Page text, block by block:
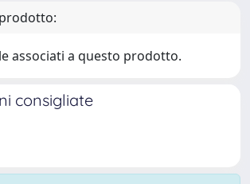
associati a questo prodotto.
consigliate